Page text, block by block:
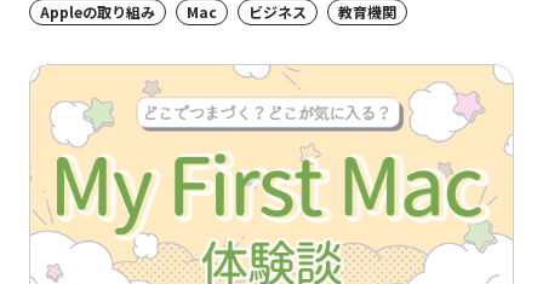
Appleの取り組み Mac ビジネス 教育機関